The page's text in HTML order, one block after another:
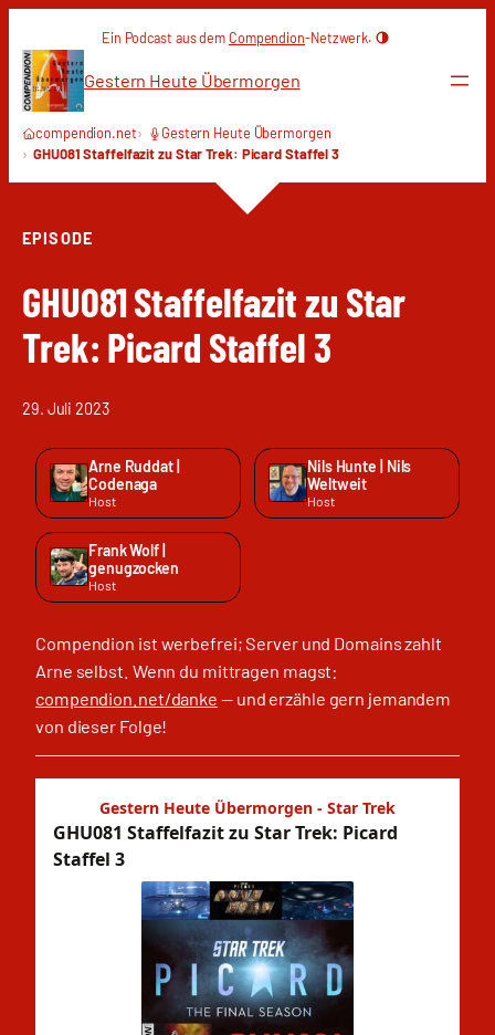
Inhalt
springen
Ein Podcast aus dem Compendion-Netzwerk.
Gestern Heute Übermorgen
compendion.net
Gestern Heute Übermorgen
GHU081 Staffelfazit zu Star Trek: Picard Staffel 3
EPISODE
GHU081 Staffelfazit zu Star
Trek: Picard Staffel 3
29. Juli 2023
Arne Ruddat |
Codenaga
Host
Nils Hunte | Nils
Weltweit
Host
Frank Wolf |
genugzocken
Host
Compendion ist werbefrei; Server und Domains zahlt
Arne selbst. Wenn du mittragen magst:
compendion.net/danke — und erzähle gern jemandem
von dieser Folge!